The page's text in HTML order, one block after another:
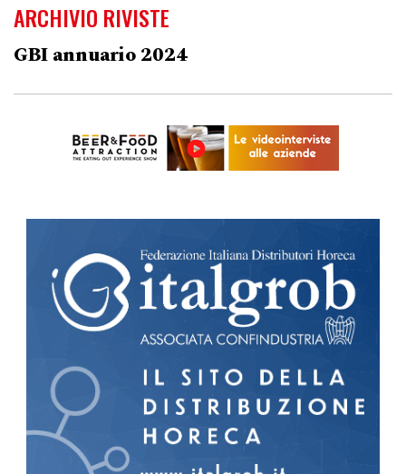
ARCHIVIO RIVISTE
GBI annuario 2024